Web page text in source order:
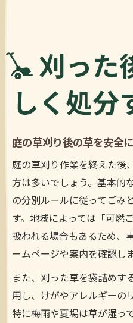
刈った
しく処分
庭の草刈り後の草を安全
庭の草刈り作業を終えた後
方は多いでしょう。基本的
の分別ルールに従ってごみ
す。地域によっては「可燃
扱われる場合もあるため、
ームページや案内を確認し
また、刈った草を袋詰めす
用し、けがやアレルギーの
特に梅雨や夏場は草が湿っ